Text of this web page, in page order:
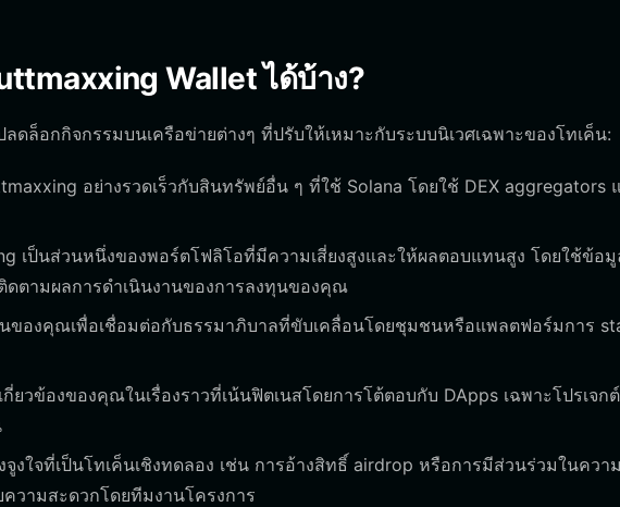
Wallet ได้บ้าง?
ดล็อกกิจกรรมบนเครือข่ายต่างๆ ที่ปรับให้เหมาะกับระบบนิเวศเฉพาะของโทเค็น:
อย่างรวดเร็วกับสินทรัพย์อื่น ๆ ที่ใช้ Solana โดยใช้ DEX aggregators
เป็นส่วนหนึ่งของพอร์ตโฟลิโอที่มีความเสี่ยงสูงและให้ผลตอบแทนสูง โดยใช้ข้อมู
ดตามผลการดำเนินงานของการลงทุนของคุณ
นของคุณเพื่อเชื่อมต่อกับธรรมาภิบาลที่ขับเคลื่อนโดยชุมชนหรือแพลตฟอร์มการ
กี่ยวข้องของคุณในเรื่องราวที่เน้นฟิตเนสโดยการโต้ตอบกับ DApps เฉพาะโปรเจก
จูงใจที่เป็นโทเค็นเชิงทดลอง เช่น การอ้างสิทธิ์ airdrop หรือการมีส่วนร่วมในความ
วามสะดวกโดยทีมงานโครงการ